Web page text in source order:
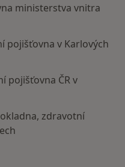
ministerstva vnitra
pojišťovna v Karlových
pojišťovna ČR v
zdravotní